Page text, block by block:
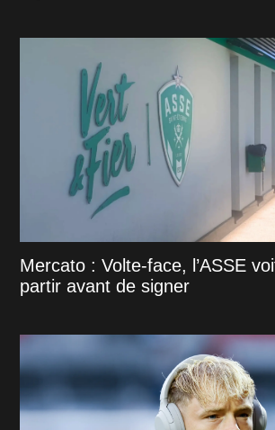
Mercato : Volte-face, l’ASSE
partir avant de signer